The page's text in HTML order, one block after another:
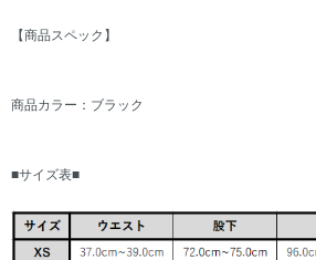
【商品スペック】
商品カラー：ブラック
■サイズ表■